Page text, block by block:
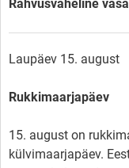
Rahvusvaheline
Laupäev 15. august
Rukkimaarjapäev
15. august on
külvimaarjapäev.